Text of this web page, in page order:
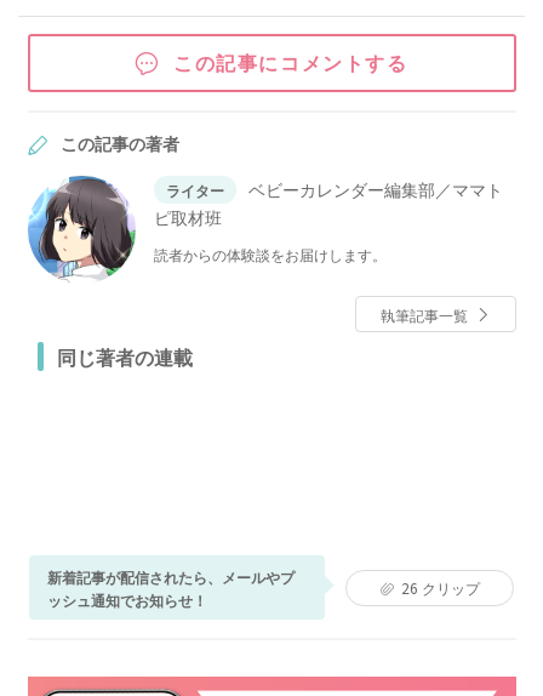
この記事にコメントする
この記事の著者
ライター
ベビーカレンダー編集部／ママト
ピ取材班
読者からの体験談をお届けします。
執筆記事一覧
同じ著者の連載
新着記事が配信されたら、メールやプ
ッシュ通知でお知らせ！
26 クリップ